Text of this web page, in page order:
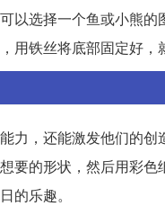
以选择一个鱼或小熊
铁丝将底部固定好，
力，还能激发他们的
要的形状，然后用彩
的乐趣。